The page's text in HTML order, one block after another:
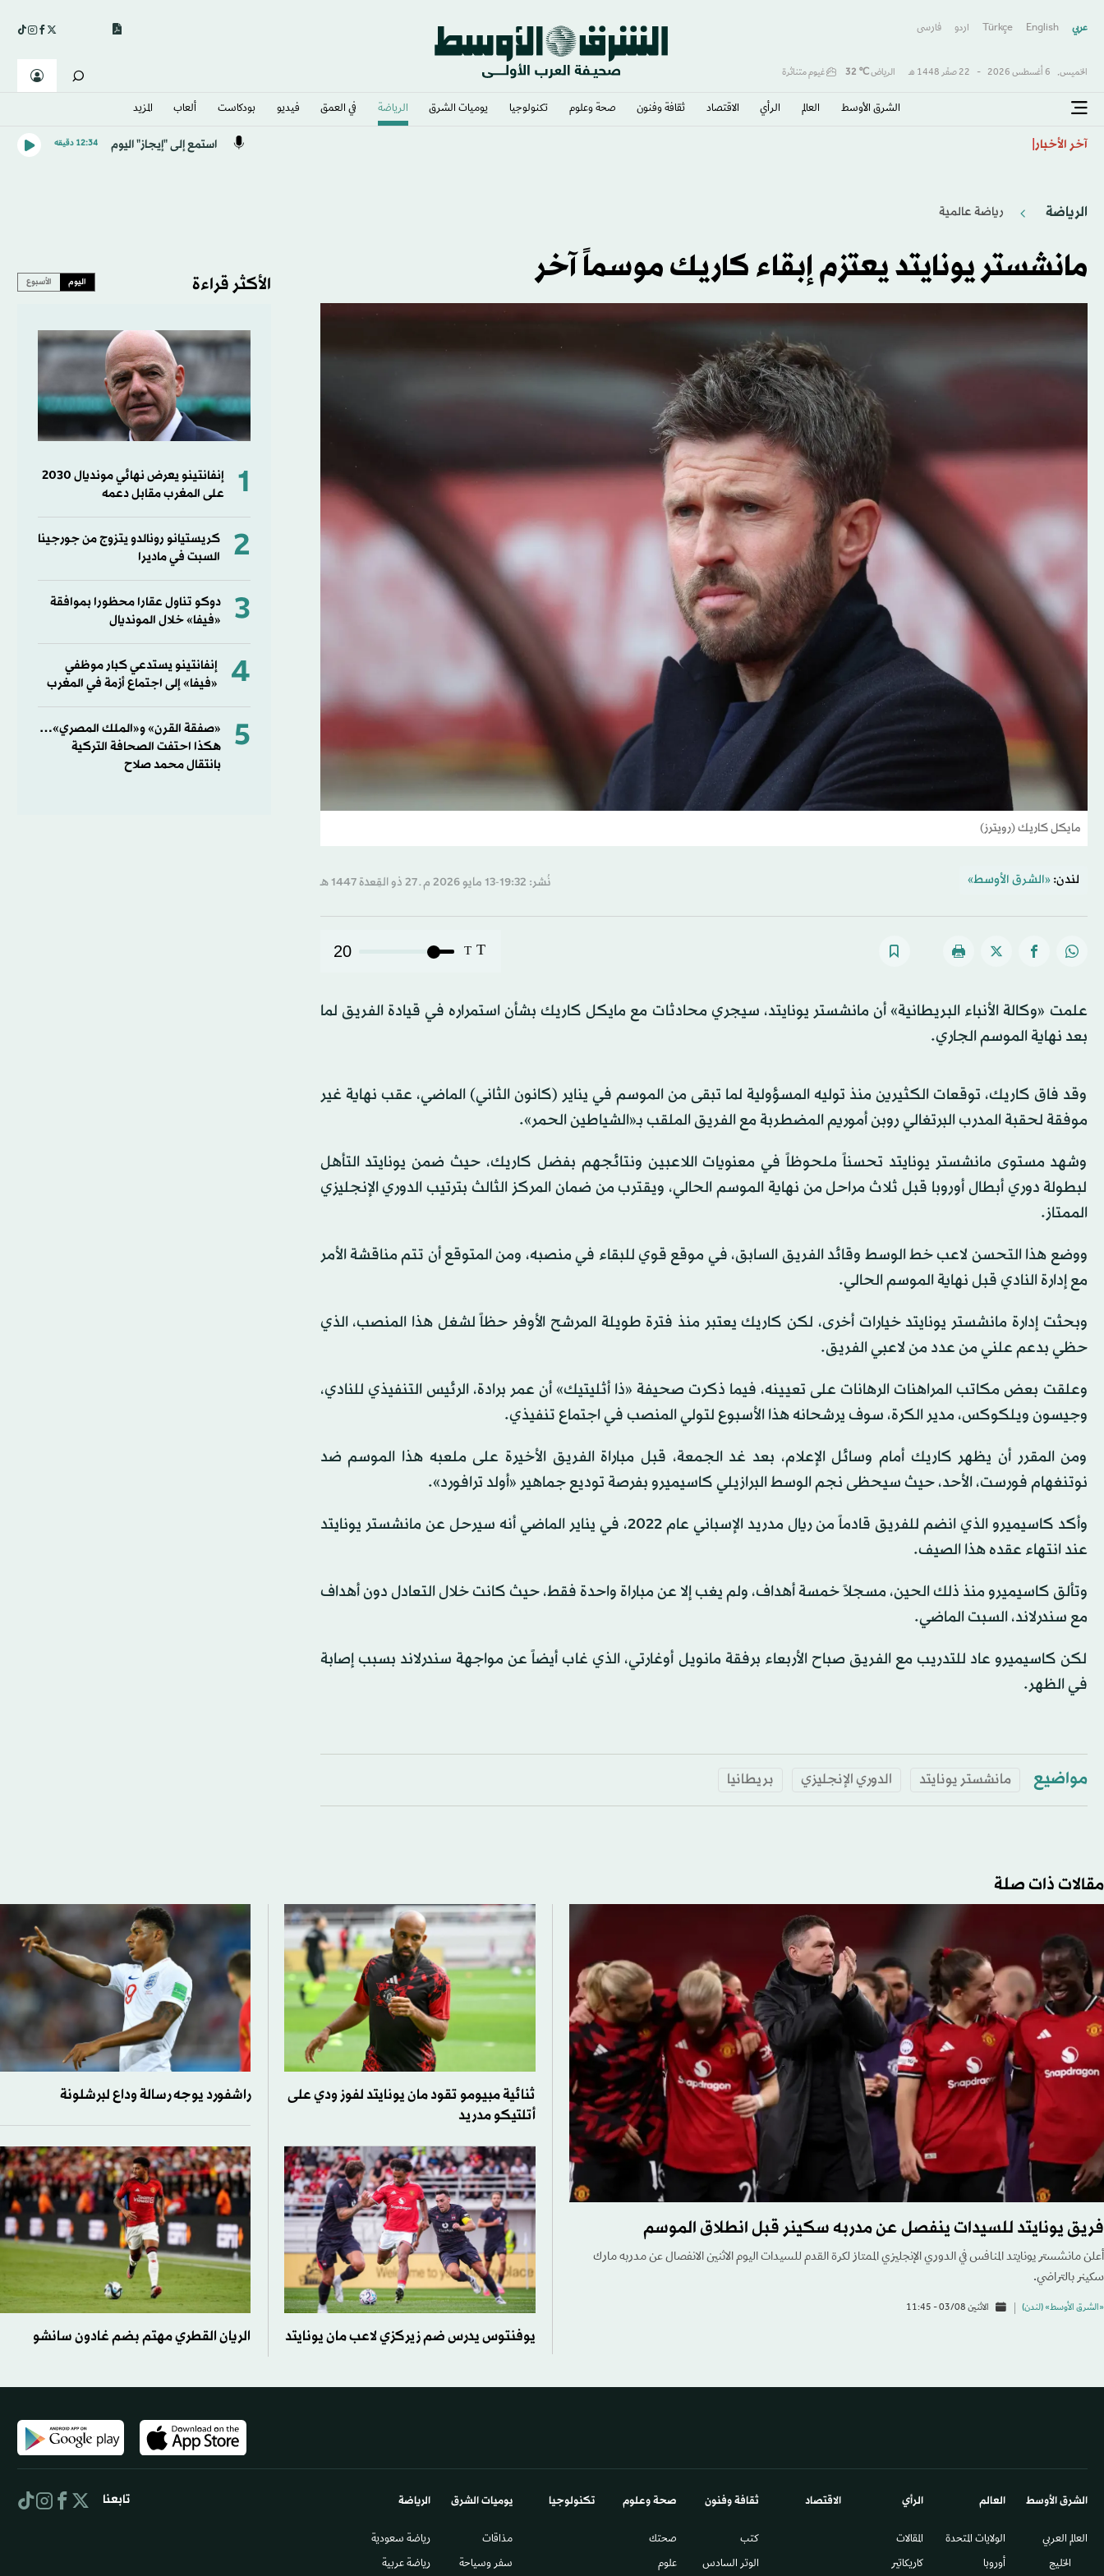
عربي English
Türkçe اردو فارسى
الخميس, 6 أغسطس 2026 - 22 صفَر 1448 هـ الرياض℃
32 غيوم متناثرة
الشرق الأوسط​ العالم الرأي الاقتصاد ثقافة وفنون صحة وعلوم تكنولوجيا يوميات الشرق​ الرياضة في العمق فيديو بودكاست ألعاب المزيد
آخر الأخبار استمع إلى "إيجاز" اليوم 12:34 دقيقه
الرياضة رياضة عالمية
مانشستر يونايتد يعتزم إبقاء كاريك موسماً آخر
مايكل كاريك (رويترز)
لندن: «الشرق الأوسط» نُشر: 19:32-13 مايو 2026 م ـ 27 ذو القِعدة 1447 هـ
T
T
20
علمت «وكالة الأنباء البريطانية» أن مانشستر يونايتد، سيجري محادثات مع مايكل كاريك بشأن استمراره في قيادة الفريق لما
بعد نهاية الموسم الجاري.
وقد فاق كاريك، توقعات الكثيرين منذ توليه المسؤولية لما تبقى من الموسم في يناير (كانون الثاني) الماضي، عقب نهاية غير
موفقة لحقبة المدرب البرتغالي روبن أموريم المضطربة مع الفريق الملقب بـ«الشياطين الحمر».
وشهد مستوى مانشستر يونايتد تحسناً ملحوظاً في معنويات اللاعبين ونتائجهم بفضل كاريك، حيث ضمن يونايتد التأهل
لبطولة دوري أبطال أوروبا قبل ثلاث مراحل من نهاية الموسم الحالي، ويقترب من ضمان المركز الثالث بترتيب الدوري الإنجليزي
الممتاز.
ووضع هذا التحسن لاعب خط الوسط وقائد الفريق السابق، في موقع قوي للبقاء في منصبه، ومن المتوقع أن تتم مناقشة الأمر
مع إدارة النادي قبل نهاية الموسم الحالي.
وبحثت إدارة مانشستر يونايتد خيارات أخرى، لكن كاريك يعتبر منذ فترة طويلة المرشح الأوفر حظاً لشغل هذا المنصب، الذي
حظي بدعم علني من عدد من لاعبي الفريق.
وعلقت بعض مكاتب المراهنات الرهانات على تعيينه، فيما ذكرت صحيفة «ذا أثليتيك» أن عمر برادة، الرئيس التنفيذي للنادي،
وجيسون ويلكوكس، مدير الكرة، سوف يرشحانه هذا الأسبوع لتولي المنصب في اجتماع تنفيذي.
ومن المقرر أن يظهر كاريك أمام وسائل الإعلام، بعد غد الجمعة، قبل مباراة الفريق الأخيرة على ملعبه هذا الموسم ضد
نوتنغهام فورست، الأحد، حيث سيحظى نجم الوسط البرازيلي كاسيميرو بفرصة توديع جماهير «أولد ترافورد».
وأكد كاسيميرو الذي انضم للفريق قادماً من ريال مدريد الإسباني عام 2022، في يناير الماضي أنه سيرحل عن مانشستر يونايتد
عند انتهاء عقده هذا الصيف.
وتألق كاسيميرو منذ ذلك الحين، مسجلاً خمسة أهداف، ولم يغب إلا عن مباراة واحدة فقط، حيث كانت خلال التعادل دون أهداف
مع سندرلاند، السبت الماضي.
لكن كاسيميرو عاد للتدريب مع الفريق صباح الأربعاء برفقة مانويل أوغارتي، الذي غاب أيضاً عن مواجهة سندرلاند بسبب إصابة
في الظهر.
مواضيع مانشستر يونايتد الدوري الإنجليزي بريطانيا
الأكثر قراءة اليوم الأسبوع
1
إنفانتينو يعرض نهائي مونديال 2030
على المغرب مقابل دعمه
2
كريستيانو رونالدو يتزوج من جورجينا
السبت في ماديرا
3
دوكو تناول عقارا محظورا بموافقة
«فيفا» خلال المونديال
4
إنفانتينو يستدعي كبار موظفي
«فيفا» إلى اجتماع أزمة في المغرب
5
«صفقة القرن» و«الملك المصري»…
هكذا احتفت الصحافة التركية
بانتقال محمد صلاح
مقالات ذات صلة
فريق يونايتد للسيدات ينفصل عن مدربه سكينر قبل انطلاق الموسم
أعلن مانشستر يونايتد المنافس في الدوري الإنجليزي الممتاز لكرة القدم للسيدات اليوم الاثنين الانفصال عن مدربه مارك
سكينر بالتراضي.
«الشرق الأوسط» (لندن) الاثنين 03/08 - 11:45
ثنائية مبيومو تقود مان يونايتد لفوز ودي على
أتلتيكو مدريد
راشفورد يوجه رسالة وداع لبرشلونة
يوفنتوس يدرس ضم زيركزي لاعب مان يونايتد الريان القطري مهتم بضم غادون سانشو
الشرق الأوسط​
العالم العربي
الخليج
العالم
الولايات المتحدة
أوروبا
الرأي
المقالات
كاريكاتير
الاقتصاد ثقافة وفنون
كتب
الوتر السادس​
صحة وعلوم
صحتك
علوم
تكنولوجيا يوميات الشرق​
مذاقات
سفر وسياحة
الرياضة
رياضة سعودية
رياضة عربية
تابعنا